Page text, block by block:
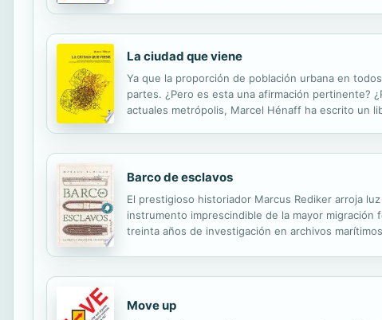
La ciudad que viene
Ya que la proporción de población urbana en
partes. ¿Pero es esta una afirmación pertinente?
actuales metrópolis, Marcel Hénaff ha escrito un
Barco de esclavos
El prestigioso historiador Marcus Rediker arroja
instrumento imprescindible de la mayor migración
treinta años de investigación en archivos
Move up